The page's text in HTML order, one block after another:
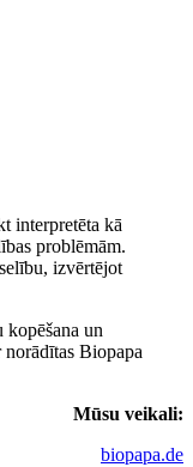
interpretēta kā
problēmām.
izvērtējot
kopēšana un
Biopapa
Mūsu veikali:
biopapa.de